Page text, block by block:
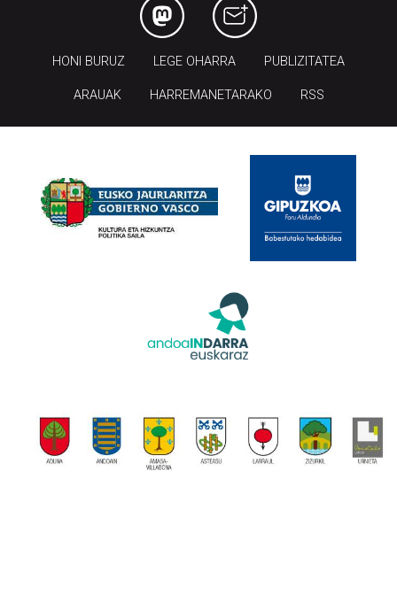
HONI BURUZ LEGE OHARRA PUBLIZITATEA
ARAUAK HARREMANETARAKO RSS